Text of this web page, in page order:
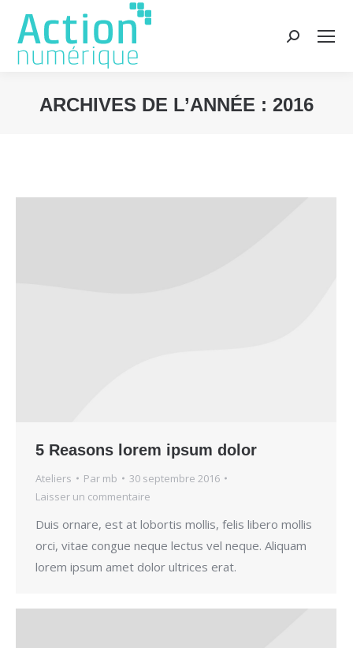
Recherche
ARCHIVES DE L’ANNÉE : 2016
5 Reasons lorem ipsum dolor
Ateliers Par mb
30 septembre 2016
Laisser un commentaire
Duis ornare, est at lobortis mollis, felis libero mollis
orci, vitae congue neque lectus vel neque. Aliquam
lorem ipsum amet dolor ultrices erat.